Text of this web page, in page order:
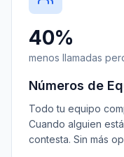
40%
menos llamadas
Números de
Todo tu equipo
Cuando alguien
contesta. Sin más